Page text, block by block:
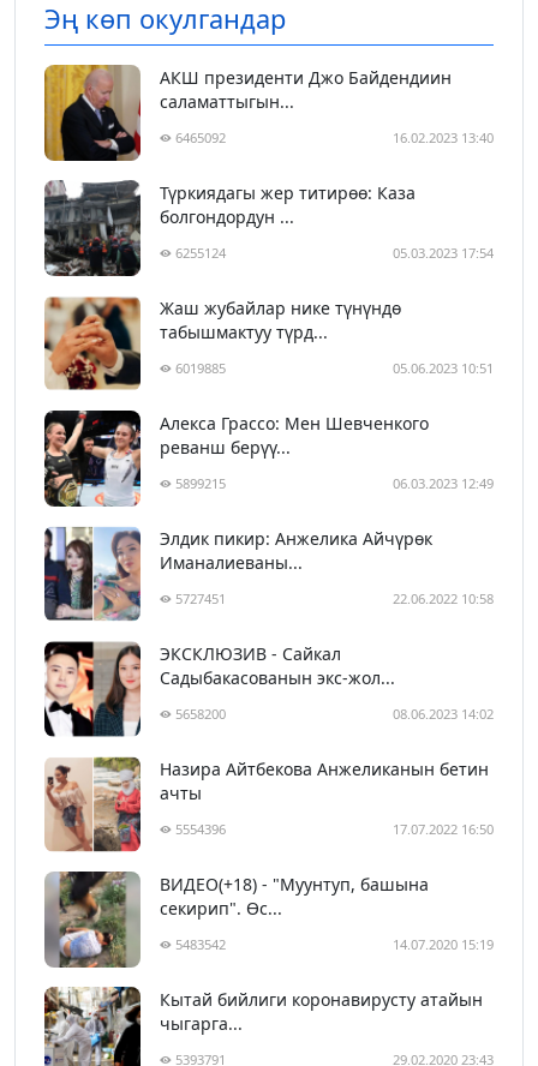
Эң көп окулгандар
АКШ президенти Джо Байдендиин
саламаттыгын...
6465092 16.02.2023 13:40
Түркиядагы жер титирөө: Каза
болгондордун ...
6255124 05.03.2023 17:54
Жаш жубайлар нике түнүндө
табышмактуу түрд...
6019885 05.06.2023 10:51
Алекса Грассо: Мен Шевченкого
реванш берүү...
5899215 06.03.2023 12:49
Элдик пикир: Анжелика Айчүрөк
Иманалиеваны...
5727451 22.06.2022 10:58
ЭКСКЛЮЗИВ - Сайкал
Садыбакасованын экс-жол...
5658200 08.06.2023 14:02
Назира Айтбекова Анжеликанын бетин
ачты
5554396 17.07.2022 16:50
ВИДЕО(+18) - "Муунтуп, башына
секирип". Өс...
5483542 14.07.2020 15:19
Кытай бийлиги коронавирусту атайын
чыгарга...
5393791 29.02.2020 23:43